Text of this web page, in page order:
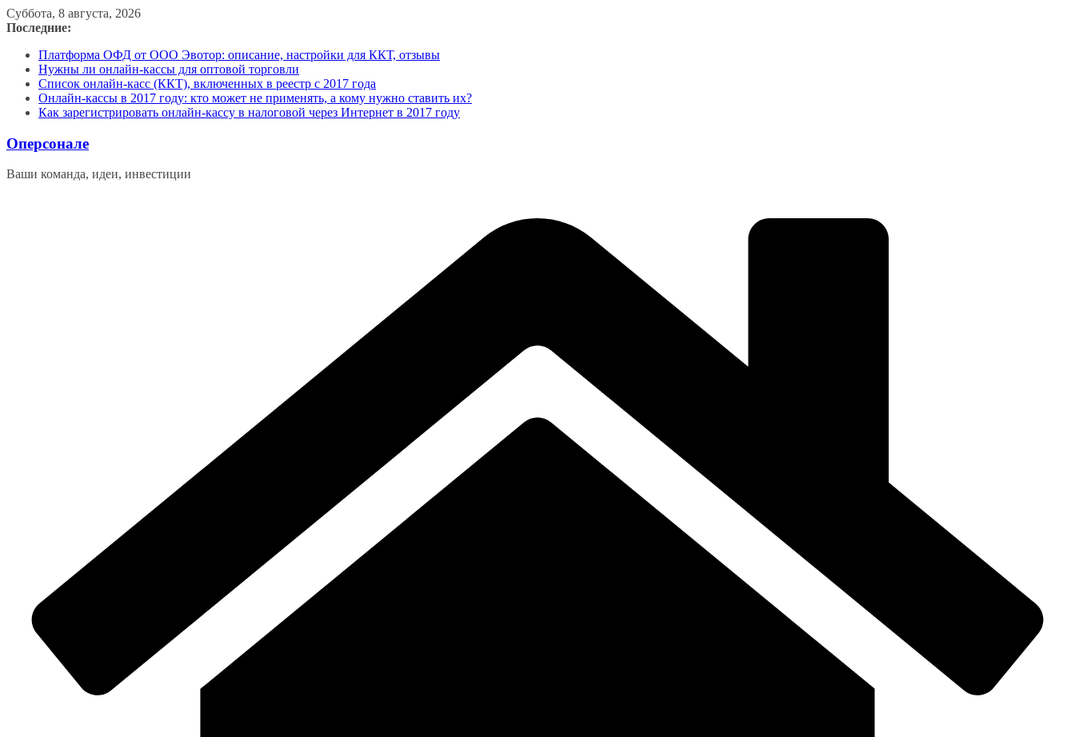
Перейти
к
Суббота, 8 августа, 2026
Последние:
Платформа ОФД от ООО Эвотор: описание, настройки для ККТ, отзывы
Нужны ли онлайн-кассы для оптовой торговли
Список онлайн-касс (ККТ), включенных в реестр с 2017 года
Онлайн-кассы в 2017 году: кто может не применять, а кому нужно ставить их?
Как зарегистрировать онлайн-кассу в налоговой через Интернет в 2017 году
Оперсонале
Ваши команда, идеи, инвестиции